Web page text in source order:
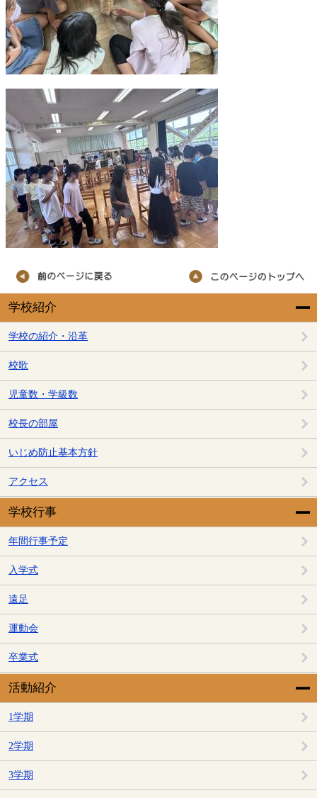
学校紹介
学校の紹介・沿革
校歌
児童数・学級数
校長の部屋
いじめ防止基本方針
アクセス
学校行事
年間行事予定
入学式
遠足
運動会
卒業式
活動紹介
1学期
2学期
3学期